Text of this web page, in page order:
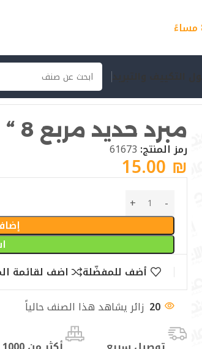
مبرد حديد مربع 8 “
رمز المنتج: 61673
15.00 ₪
أضف للمفضّلة
اضف لقائمة
20 زائر يشاهد هذا الصنف حالياً